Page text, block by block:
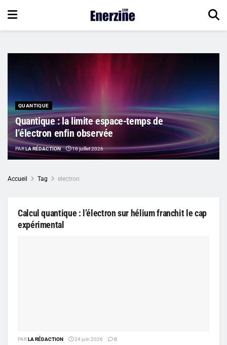
QUANTIQUE
Quantique : la limite espace-temps de
l’électron enfin observée
PARLA RÉDACTION 16 juillet 2026
Accueil Tag electron
Calcul quantique : l’électron sur hélium franchit le cap
expérimental
PARLA RÉDACTION 24 juin 2026 0